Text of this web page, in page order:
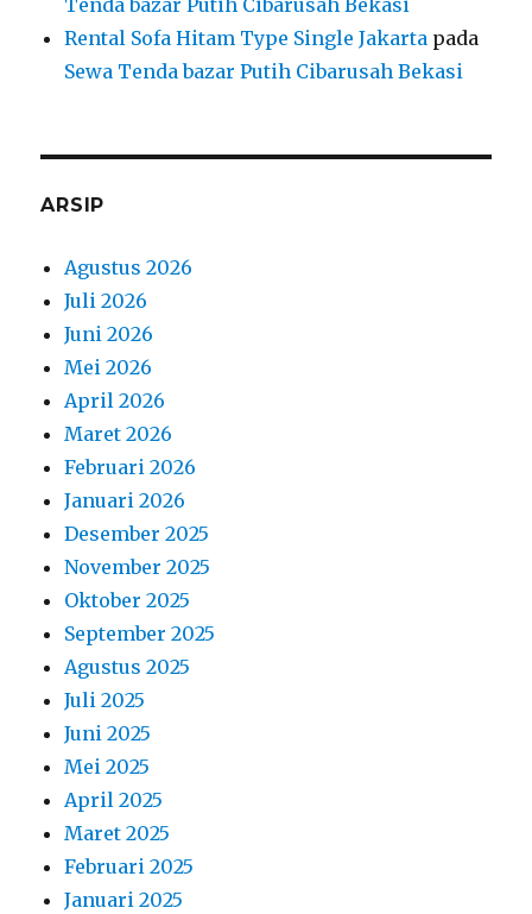
Rental Sofa Hitam Type Single Jakarta pada
Sewa Tenda bazar Putih Cibarusah Bekasi
ARSIP
Agustus 2026
Juli 2026
Juni 2026
Mei 2026
April 2026
Maret 2026
Februari 2026
Januari 2026
Desember 2025
November 2025
Oktober 2025
September 2025
Agustus 2025
Juli 2025
Juni 2025
Mei 2025
April 2025
Maret 2025
Februari 2025
Januari 2025